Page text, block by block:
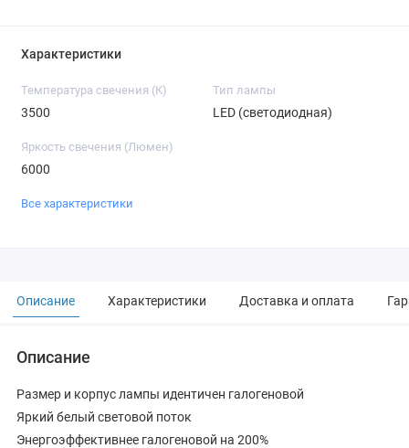
Характеристики
Температура свечения (К)
3500
Тип лампы
LED (светодиодная)
Яркость свечения (Люмен)
6000
Все характеристики
Описание Характеристики Доставка и оплата
Описание
Размер и корпус лампы идентичен галогеновой
Яркий белый световой поток
Энергоэффективнее галогеновой на 200%